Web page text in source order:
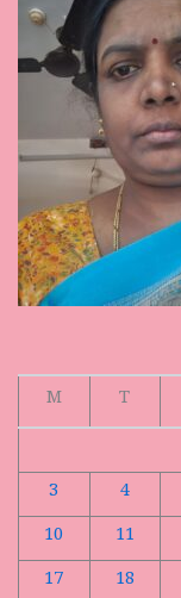
M
T
3
4
10
11
17
18